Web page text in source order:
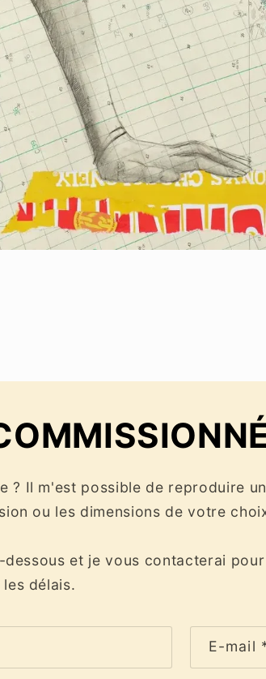
? Il m'est possible de reproduire
ou les dimensions de votre
et je vous contacterai
délais.
E-mail